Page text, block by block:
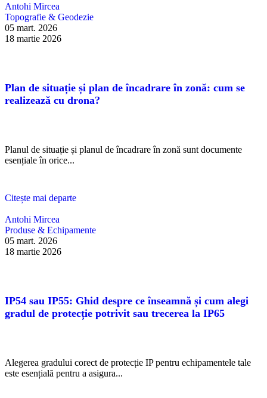
Antohi Mircea
Topografie & Geodezie
05 mart. 2026
18 martie 2026
Plan de situație și plan de încadrare în zonă: cum se
realizează cu drona?
Planul de situație și planul de încadrare în zonă sunt documente
esențiale în orice...
Citește mai departe
Antohi Mircea
Produse & Echipamente
05 mart. 2026
18 martie 2026
IP54 sau IP55: Ghid despre ce înseamnă și cum alegi
gradul de protecție potrivit sau trecerea la IP65
Alegerea gradului corect de protecție IP pentru echipamentele tale
este esențială pentru a asigura...